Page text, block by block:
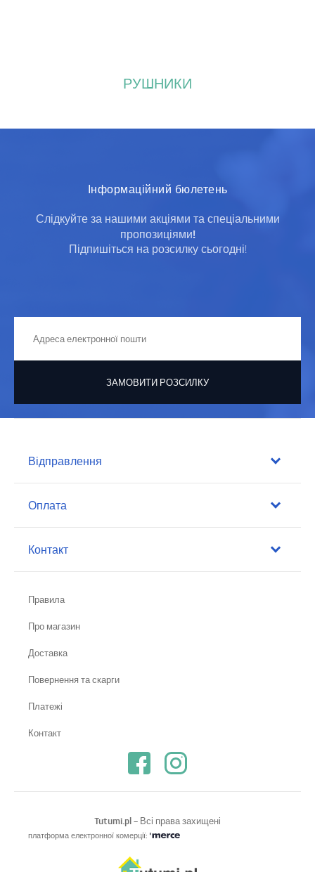
РУШНИКИ
Інформаційний бюлетень
Слідкуйте за нашими акціями та спеціальними
пропозиціями!
Підпишіться на розсилку сьогодні!
ЗАМОВИТИ РОЗСИЛКУ
Відправлення
Оплата
Контакт
Правила
Про магазин
Доставка
Повернення та скарги
Платежі
Контакт
Tutumi.pl– Всі права захищені
платформа електронної комерції: